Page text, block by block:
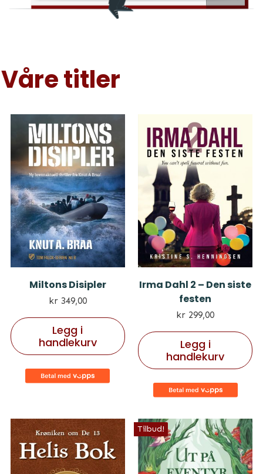
Våre titler
Miltons Disipler
kr349,00
Legg i
handlekurv
Irma Dahl 2 – Den siste
festen
kr 299,00
Legg i
handlekurv
Tilbud!